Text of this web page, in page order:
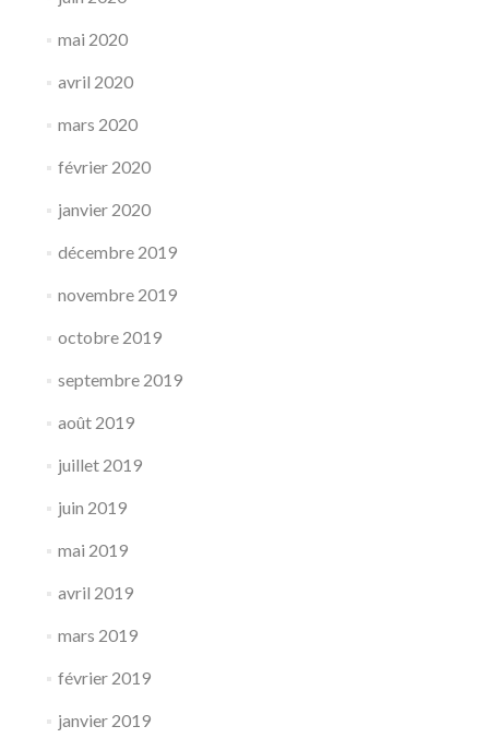
mai 2020
avril 2020
mars 2020
février 2020
janvier 2020
décembre 2019
novembre 2019
octobre 2019
septembre 2019
août 2019
juillet 2019
juin 2019
mai 2019
avril 2019
mars 2019
février 2019
janvier 2019